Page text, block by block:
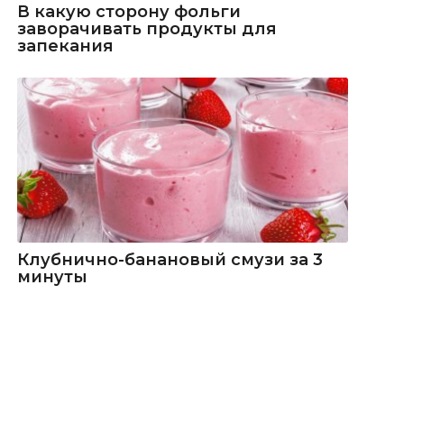
В какую сторону фольги
заворачивать продукты для
запекания
Клубнично-банановый смузи за 3
минуты